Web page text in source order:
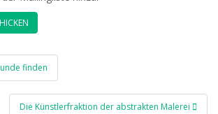
finden
Die Künstlerfraktion der abstrakten Malerei